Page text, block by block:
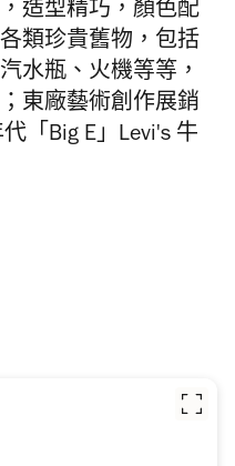
造型精巧，顏色配
類珍貴舊物，包括
水瓶、火機等等，
東廠藝術創作展銷
「Big E」Levi's 牛